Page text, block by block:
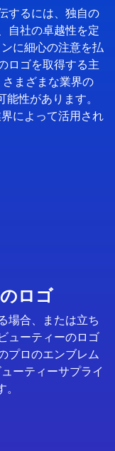
するには、独自の
自社の卓越性を定
に細心の注意を払
ロゴを取得する主
まざまな業界の
性があります。
によって活用され
ロゴ
場合、または立ち
ューティーのロゴ
プロのエンブレム
ーティーサプライ